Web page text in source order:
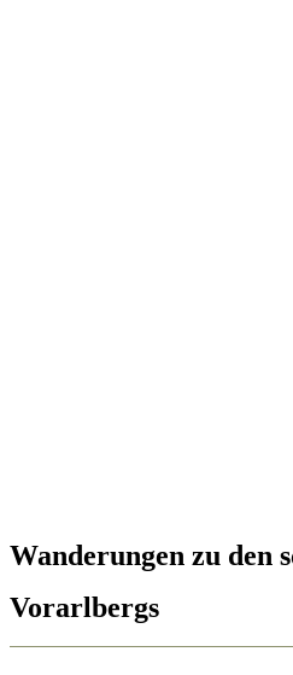
Wanderungen zu den
Vorarlbergs